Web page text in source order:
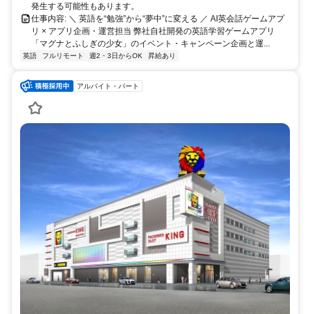
発生する可能性もあります。
仕事内容: ＼ 英語を“勉強”から“夢中”に変える ／ AI英会話ゲームアプ
リ × アプリ企画・運営担当 弊社自社開発の英語学習ゲームアプリ
「マグナとふしぎの少女」のイベント・キャンペーン企画と運...
英語 フルリモート 週2・3日からOK 昇給あり
アルバイト・パート